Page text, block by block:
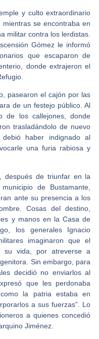
y culto extraordinario
se encontraba en
militar contra los lerdistas.
Gómez le informó
que escaparon de
donde extrajeron el
pasearon el cajón por las
de un festejo público. Al
de los callejones, donde
trasladándolo de nuevo
haber indignado al
una furia rabiosa y
después de triunfar en la
de Bustamante,
ante su presencia a los
Cosas del destino,
y manos en la Casa de
los generales Ignacio
imaginaron que el
su vida, por atreverse a
Sin embargo, para
decidió no enviarlos al
que les perdonaba
la patria estaba en
a sus fuerzas”. Lo
a quienes concedió
Jiménez.